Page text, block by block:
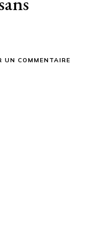
UN COMMENTAIRE